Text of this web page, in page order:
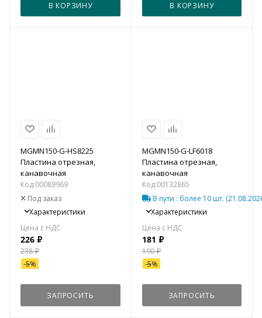
В КОРЗИНУ В КОРЗИНУ
MGMN150-G-HS8225
Пластина отрезная,
канавочная
Код:00089969
Под заказ
Характеристики
226 ₽
238₽
-5%
ЗАПРОСИТЬ
MGMN150-G-LF6018
Пластина отрезная,
канавочная
Код:00132865
В пути : более 10 шт.
Характеристики
181 ₽
190₽
-5%
ЗАПРОСИТЬ